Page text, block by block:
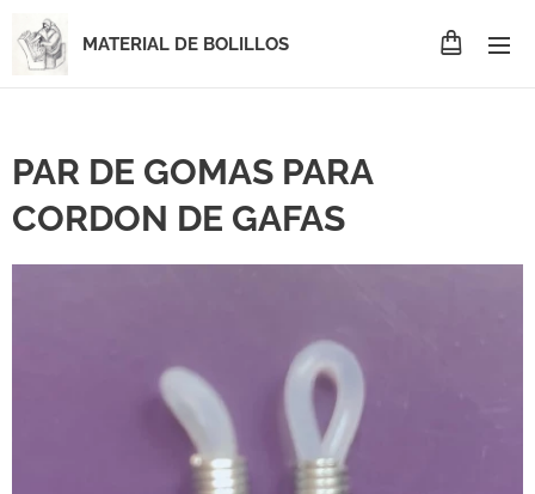
MATERIAL DE BOLILLOS
PAR DE GOMAS PARA
CORDON DE GAFAS